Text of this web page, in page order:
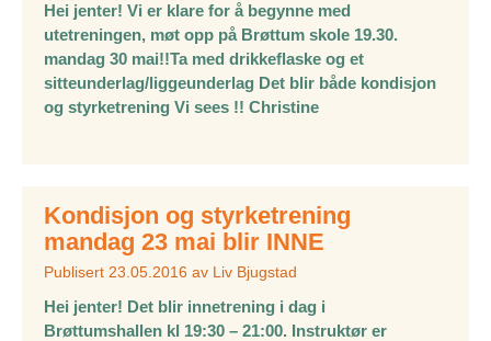
Hei jenter! Vi er klare for å begynne med
utetreningen, møt opp på Brøttum skole 19.30.
mandag 30 mai!!Ta med drikkeflaske og et
sitteunderlag/liggeunderlag Det blir både kondisjon
og styrketrening Vi sees !! Christine
Kondisjon og styrketrening
mandag 23 mai blir INNE
Publisert 23.05.2016 av Liv Bjugstad
Hei jenter! Det blir innetrening i dag i
Brøttumshallen kl 19:30 – 21:00. Instruktør er